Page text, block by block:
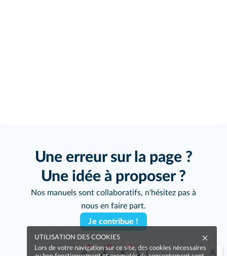
Une erreur sur la page ?
Une idée à proposer ?
Nos manuels sont collaboratifs, n'hésitez pas à
nous en faire part.
Je contribue !
UTILISATION DES COOKIES
Lors de votre navigation sur ce site, des cookies nécessaires